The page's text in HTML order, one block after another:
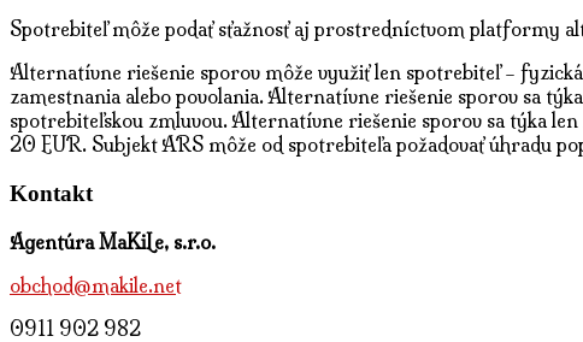
Spotrebiteľ môže podať sťažnosť aj prostredníctvom platformy
Alternatívne riešenie sporov môže využiť len spotrebiteľ –
zamestnania alebo povolania. Alternatívne riešenie sporov sa
spotrebiteľskou zmluvou. Alternatívne riešenie sporov sa týka
20 EUR. Subjekt ARS môže od spotrebiteľa požadovať úhradu
Kontakt
Agentúra MaKiLe, s.r.o.
obchod@makile.net
0911 902 982